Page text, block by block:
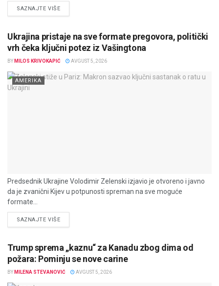
SAZNAJTE VIŠEDETAILS
Ukrajina pristaje na sve formate pregovora, politički
vrh čeka ključni potez iz Vašingtona
BY MILOS KRIVOKAPIĆ AVGUST 5, 2026
AMERIKA
Predsednik Ukrajine Volodimir Zelenski izjavio je otvoreno i javno
da je zvanični Kijev u potpunosti spreman na sve moguće
formate...
SAZNAJTE VIŠEDETAILS
Trump sprema „kaznu“ za Kanadu zbog dima od
požara: Pominju se nove carine
BY MILENA STEVANOVIĆ AVGUST 5, 2026